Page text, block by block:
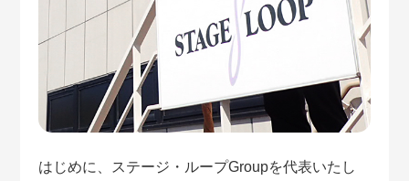
はじめに、ステージ・ループGroupを代表いたし